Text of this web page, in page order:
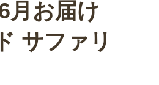
月お届け
サファリ